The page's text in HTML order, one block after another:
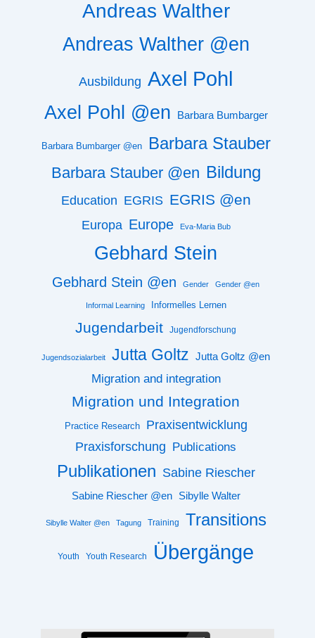
Andreas Walther
Andreas Walther @en
Ausbildung Axel Pohl
Axel Pohl @en Barbara Bumbarger
Barbara Bumbarger @en Barbara Stauber
Barbara Stauber @en Bildung
Education EGRIS EGRIS @en
Europa Europe Eva-Maria Bub
Gebhard Stein
Gebhard Stein @en Gender Gender @en
Informal Learning Informelles Lernen
Jugendarbeit Jugendforschung
Jugendsozialarbeit Jutta Goltz Jutta Goltz @en
Migration and integration
Migration und Integration
Practice Research
Praxisentwicklung
Praxisforschung
Publications
Publikationen Sabine Riescher
Sabine Riescher @en Sibylle Walter
Sibylle Walter @en Tagung Training Transitions
Youth Youth Research Übergänge